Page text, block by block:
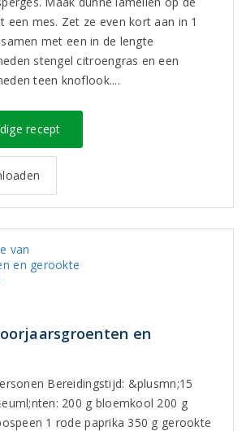
een mes. Zet ze even kort aan in 1
met een in de lengte
stengel citroengras en een
teen knoflook....
recept
en
Bereidingstijd: &plusmn;15
200 g bloemkool 200 g
1 rode paprika 350 g gerookte